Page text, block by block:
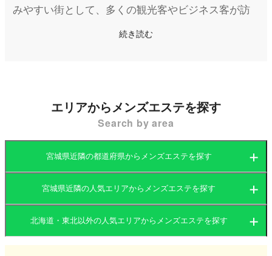
みやすい街として、多くの観光客やビジネス客が訪
れるエリアです。また、周辺地域には松島や蔵王と
とも特徴です。
そんな宮城県、特に仙台エリアには、メンズエステ
店が数多く点在しています。都会的な雰囲気の中で
癒しを求める方々に人気のエリアであり、アクセス
の良さから県外から訪れるお客様も少なくありませ
ん。施術は、都会の喧騒を忘れさせるようなプライ
ベート空間で提供されることが一般的で、リラック
スした時間を過ごせます。
続き読む
エリアからメンズエステを探す
Search by area
宮城県近隣の都道府県からメンズエステを探す
北海道 岩手県
宮城県 山形県
宮城県近隣の人気エリアからメンズエステを探す
北海道・東北以外の人気エリアからメンズエステを探す